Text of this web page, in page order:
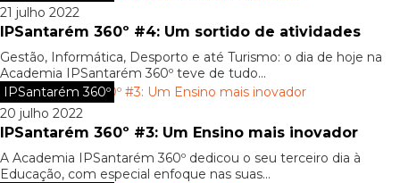
21 julho 2022
IPSantarém 360º #4: Um sortido de atividades
Gestão, Informática, Desporto e até Turismo: o dia de hoje na
Academia IPSantarém 360º teve de tudo...
IPSantarém 360º
20 julho 2022
IPSantarém 360º #3: Um Ensino mais inovador
A Academia IPSantarém 360º dedicou o seu terceiro dia à
Educação, com especial enfoque nas suas...